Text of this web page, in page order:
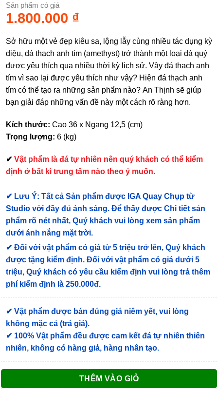
Sản phẩm có giá
1.800.000 ₫
Sở hữu một vẻ đẹp kiêu sa, lộng lẫy cùng nhiều tác dụng kỳ
diệu, đá thạch anh tím (amethyst) trở thành một loại đá quý
được yêu thích qua nhiều thời kỳ lịch sử. Vậy đá thạch anh
tím vì sao lại được yêu thích như vậy? Hiện đá thạch anh
tím có thể tạo ra những sản phẩm nào? An Thịnh sẽ giúp
bạn giải đáp những vấn đề này một cách rõ ràng hơn.
Kích thước: Cao 36 x Ngang 12,5 (cm)
Trọng lượng: 6 (kg)
✔ Vật phẩm là đá tự nhiên nên quý khách có thể kiểm
định ở bất kì trung tâm nào theo ý muốn.
✔ Lưu Ý: Tất cả Sản phẩm được IGA Quay Chụp từ
Studio với đầy đủ ánh sáng. Để thấy được Chi tiết sản
phẩm rõ nét nhất, Quý khách vui lòng xem sản phẩm
dưới ánh nắng mặt trời.
✔ Đối với vật phẩm có giá từ 5 triệu trở lên, Quý khách
được tặng kiểm định. Đối với vật phẩm có giá dưới 5
triệu, Quý khách có yêu cầu kiểm định vui lòng trả thêm
phí kiểm định là 250.000đ.
✔ Vật phẩm được bán đúng giá niêm yết, vui lòng
không mặc cả (trả giá).
✔ 100% Vật phẩm đều được cam kết đá tự nhiên thiên
nhiên, không có hàng giả, hàng nhân tạo.
THÊM VÀO GIỎ